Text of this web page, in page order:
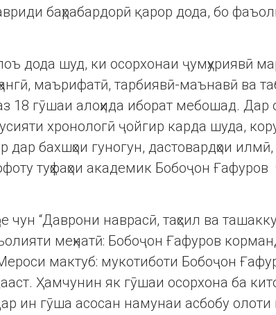
баҳрабардорӣ қарор дода, бо
дода шуд, ки осорхонаи ҷумҳуриявӣ
маърифатӣ, тарбиявӣ-маънавӣ ва
18 гӯшаи алоҳида иборат мебошад. Дар
хронологӣ ҷойгир карда шуда,
бахшҳои гуногун, дастовардҳои илмӣ,
туҳфаҳои академик Бобоҷон
чун “Даврони наврасӣ, таҳсил ва
меҳнатӣ: Бобоҷон Ғафуров
мактуб: мукотиботи Бобоҷон
Ҳамчунин як гӯшаи осорхона ба
ин гӯша асосан намунаи асбобу олоти